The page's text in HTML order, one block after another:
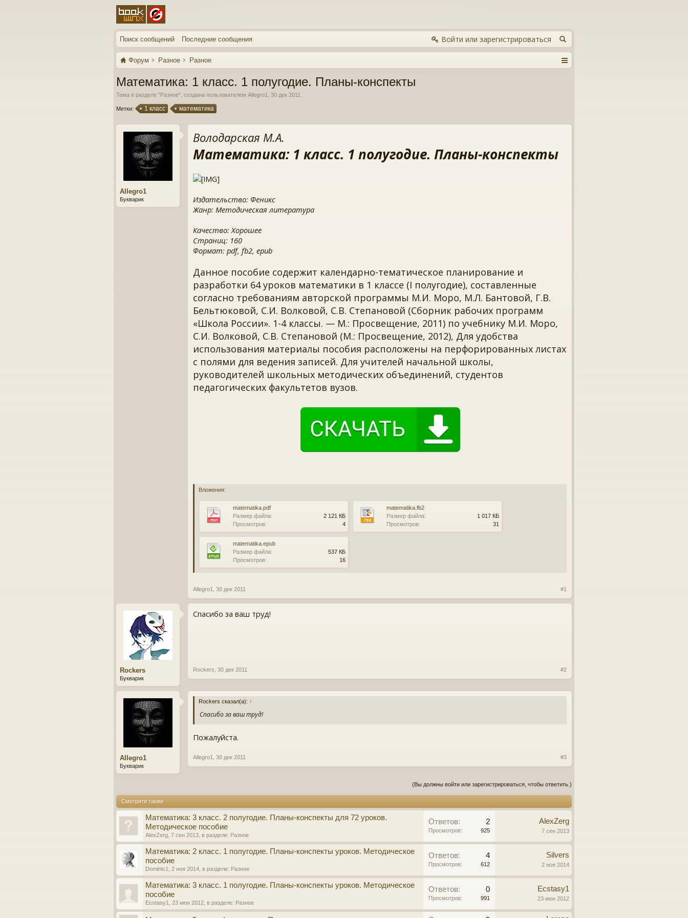
Поиск сообщений Последние сообщения Войти или зарегистрироваться
Форум Разное Разное
Математика: 1 класс. 1 полугодие. Планы-конспекты
Тема в разделе "Разное", создана пользователем Allegro1 30 дек 2011
Метки: 1 класс математика
Allegro1
Букварик
Володарская М.А.
Математика: 1 класс. 1 полугодие. Планы-конспекты
Издательство: Феникс
Жанр: Методическая литература
Качество: Хорошее
Страниц: 160
Формат: pdf, fb2, epub
Данное пособие содержит календарно-тематическое планирование и
разработки 64 уроков математики в 1 классе (I полугодие), составленные
согласно требованиям авторской программы М.И. Моро, М.Л. Бантовой, Г.В.
Бельтюковой, С.И. Волковой, С.В. Степановой (Сборник рабочих программ
«Школа России». 1-4 классы. — М.: Просвещение, 2011) по учебнику М.И. Моро,
С.И. Волковой, С.В. Степановой (М.: Просвещение, 2012), Для удобства
использования материалы пособия расположены на перфорированных листах
с полями для ведения записей. Для учителей начальной школы,
руководителей школьных методических объединений, студентов
педагогических факультетов вузов.
Вложения:
matematika.pdf
Размер файла:
2 121 КБ
Просмотров:
4
matematika.fb2
Размер файла:
1 017 КБ
Просмотров:
31
matematika.epub
Размер файла:
537 КБ
Просмотров:
16
Allegro1 30 дек 2011 #1
Rockers
Букварик
Спасибо за ваш труд!
Rockers 30 дек 2011 #2
Allegro1
Букварик
Rockers сказал(а): ↑
Спасибо за ваш труд!
Пожалуйста.
Allegro1 30 дек 2011 #3
(Вы должны войти или зарегистрироваться, чтобы ответить.)
Смотрите также
Математика: 3 класс. 2 полугодие. Планы-конспекты для 72 уроков.
Методическое пособие
AlexZerg 7 сен 2013 , в разделе: Разное
Ответов: 2
Просмотров: 925
AlexZerg
7 сен 2013
Математика: 2 класс. 1 полугодие. Планы-конспекты уроков. Методическое
пособие
Dominic1 2 ноя 2014 , в разделе: Разное
Ответов: 4
Просмотров: 612
Silvers
2 ноя 2014
Математика: 3 класс. 1 полугодие. Планы-конспекты уроков. Методическое
пособие
Ecstasy1 23 июн 2012 , в разделе: Разное
Ответов: 0
Просмотров: 991
Ecstasy1
23 июн 2012